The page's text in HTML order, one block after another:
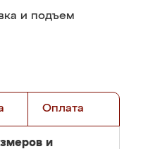
и подъем
Оплата
и